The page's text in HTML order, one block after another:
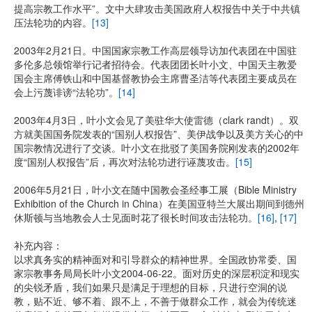
提高宗教工作水平”。文中大肆攻击美国政府人权报告中关于中共镇
压法轮功的内容。 [13]
2003年2月21日。中国国家宗教工作高层领导访加代表团在中国驻
多伦多总领馆举行记者招待会。代表团团长叶小文、中国天主教爱
国会主席傅铁山和中国基督教协会主席曹圣洁等代表团主要成员在
会上污蔑诽谤“法轮功”。 [14]
2003年4月3日，叶小文会见了美驻华大使雷德（clark randt）。双
方就美国国务院发表的“国别人权报告”、美伊战争以及美方关心的中
国宗教情况进行了交谈。叶小文在批驳了美国务院刚发表的2002年
度“国别人权报告”后，再次对法轮功进行诬蔑攻击。 [15]
2006年5月21日，叶小文在随中国教会圣经事工展（Bible Ministry
Exhibition of the Church in China）在美国亚特兰大展出期间到德州
休斯顿与当地教会人士见面时花了很长时间攻击法轮功。 [16], [17]
补充内容：
以求真务实的精神面对和引导群众的精神世界。全国政协常委、国
家宗教事务局局长叶小文2004-06-22。面对历史的深层积淀和现实
的尖锐矛盾，我们如果只是满足于理想的目标，只进行空洞的说
教，贴不近、够不着、跟不上，不善于做群众工作，就会为传统迷